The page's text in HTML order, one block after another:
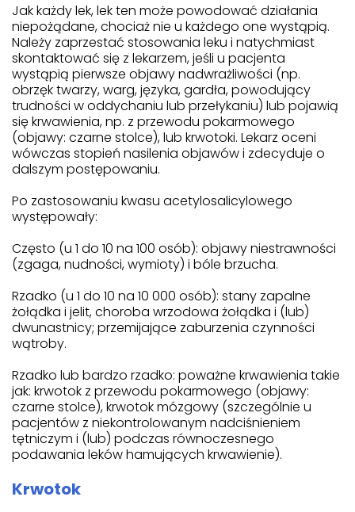
Jak każdy lek, lek ten może powodować działania
niepożądane, chociaż nie u każdego one wystąpią.
Należy zaprzestać stosowania leku i natychmiast
skontaktować się z lekarzem, jeśli u pacjenta
wystąpią pierwsze objawy nadwrażliwości (np.
obrzęk twarzy, warg, języka, gardła, powodujący
trudności w oddychaniu lub przełykaniu) lub pojawią
się krwawienia, np. z przewodu pokarmowego
(objawy: czarne stolce), lub krwotoki. Lekarz oceni
wówczas stopień nasilenia objawów i zdecyduje o
dalszym postępowaniu.
Po zastosowaniu kwasu acetylosalicylowego
występowały:
Często (u 1 do 10 na 100 osób): objawy niestrawności
(zgaga, nudności, wymioty) i bóle brzucha.
Rzadko (u 1 do 10 na 10 000 osób): stany zapalne
żołądka i jelit, choroba wrzodowa żołądka i (lub)
dwunastnicy; przemijające zaburzenia czynności
wątroby.
Rzadko lub bardzo rzadko: poważne krwawienia takie
jak: krwotok z przewodu pokarmowego (objawy:
czarne stolce), krwotok mózgowy (szczególnie u
pacjentów z niekontrolowanym nadciśnieniem
tętniczym i (lub) podczas równoczesnego
podawania leków hamujących krwawienie).
Krwotok